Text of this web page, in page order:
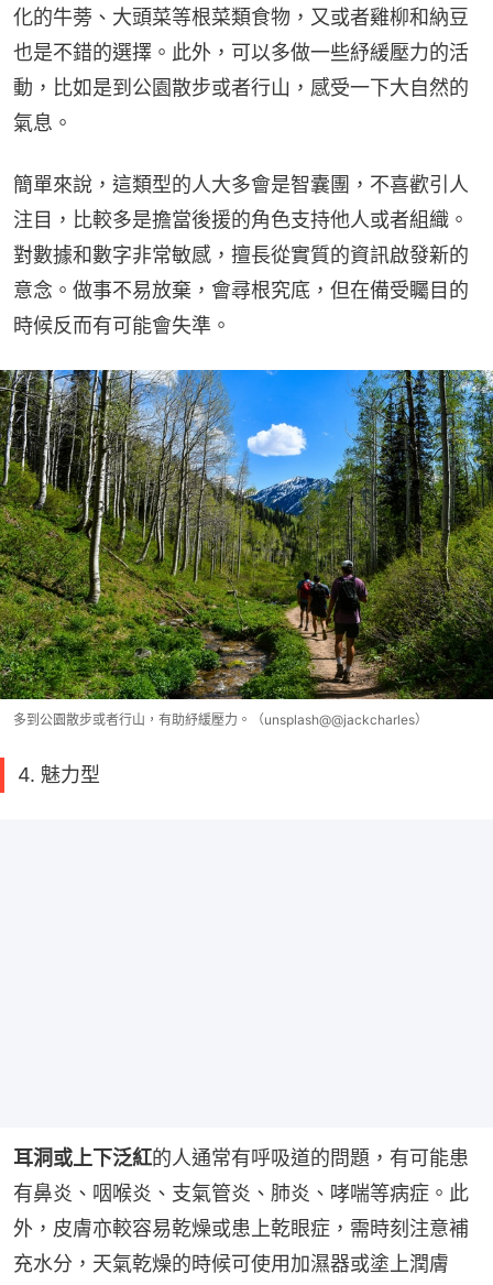
化的牛蒡、大頭菜等根菜類食物，又或者雞柳和納豆
也是不錯的選擇。此外，可以多做一些紓緩壓力的活
動，比如是到公園散步或者行山，感受一下大自然的
氣息。
簡單來說，這類型的人大多會是智囊團，不喜歡引人
注目，比較多是擔當後援的角色支持他人或者組織。
對數據和數字非常敏感，擅長從實質的資訊啟發新的
意念。做事不易放棄，會尋根究底，但在備受矚目的
時候反而有可能會失準。
多到公園散步或者行山，有助紓緩壓力。（unsplash@@jackcharles）
4. 魅力型
耳洞或上下泛紅的人通常有呼吸道的問題，有可能患
有鼻炎、咽喉炎、支氣管炎、肺炎、哮喘等病症。此
外，皮膚亦較容易乾燥或患上乾眼症，需時刻注意補
充水分，天氣乾燥的時候可使用加濕器或塗上潤膚